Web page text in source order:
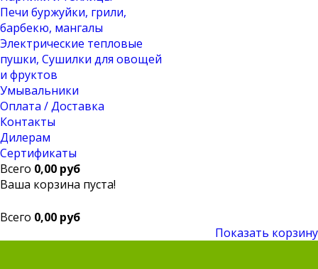
Печи буржуйки, грили,
барбекю, мангалы
Электрические тепловые
пушки, Сушилки для овощей
и фруктов
Умывальники
Оплата / Доставка
Контакты
Дилерам
Сертификаты
Всего 0,00 руб
Ваша корзина пуста!
Всего 0,00 руб
Показать корзину